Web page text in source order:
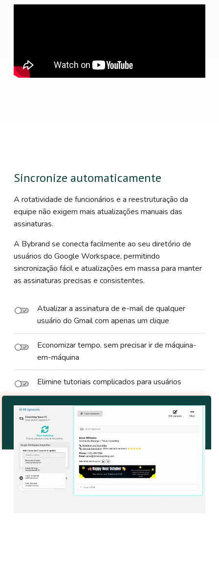
Sincronize automaticamente
A rotatividade de funcionários e a reestruturação da
equipe não exigem mais atualizações manuais das
assinaturas.
A Bybrand se conecta facilmente ao seu diretório de
usuários do Google Workspace, permitindo
sincronização fácil e atualizações em massa para manter
as assinaturas precisas e consistentes.
Atualizar a assinatura de e-mail de qualquer
usuário do Gmail com apenas um clique
Economizar tempo, sem precisar ir de máquina-
em-máquina
Elimine tutoriais complicados para usuários